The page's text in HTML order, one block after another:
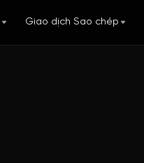
Giao dịch Sao chép